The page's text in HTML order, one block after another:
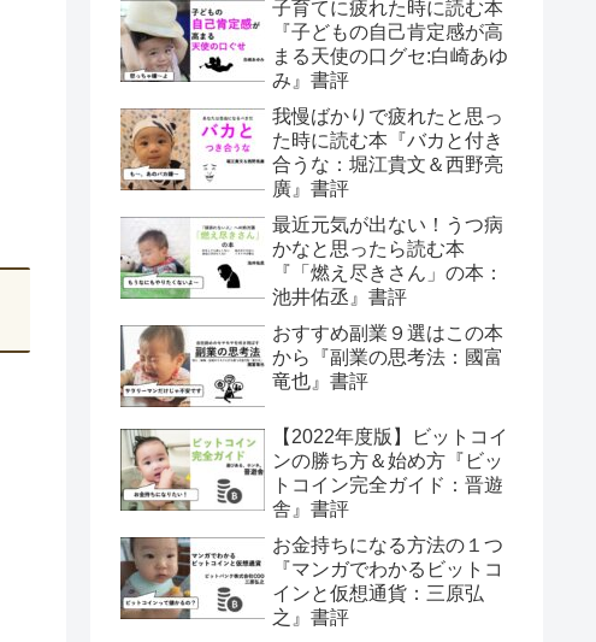
子育てに疲れた時に読む本
『子どもの自己肯定感が高
まる天使の口グセ:白崎あゆ
み』書評
我慢ばかりで疲れたと思っ
た時に読む本『バカと付き
合うな：堀江貴文＆西野亮
廣』書評
最近元気が出ない！うつ病
かなと思ったら読む本
『「燃え尽きさん」の本：
池井佑丞』書評
おすすめ副業９選はこの本
から『副業の思考法：國富
竜也』書評
【2022年度版】ビットコイ
ンの勝ち方＆始め方『ビッ
トコイン完全ガイド：晋遊
舎』書評
お金持ちになる方法の１つ
『マンガでわかるビットコ
インと仮想通貨：三原弘
之』書評